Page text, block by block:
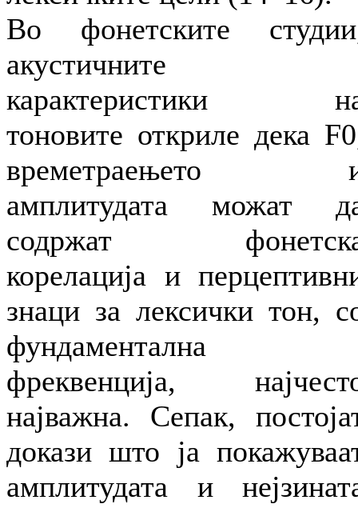
Во фонетските
акустичните
карактеристики
тоновите откриле дека
времетраењето
амплитудата можат
содржат
корелација и
знаци за лексички тон,
фундаментална
фреквенција,
најважна. Сепак,
докази што ја
амплитудата и